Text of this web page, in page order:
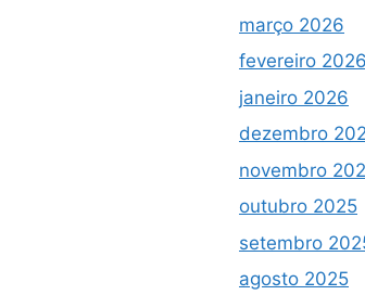
março 2026
fevereiro 2026
janeiro 2026
dezembro
novembro
outubro 2025
setembro
agosto 2025